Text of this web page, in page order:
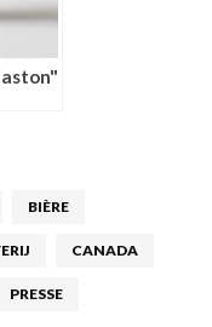
BIÈRE
CANADA
PRESSE